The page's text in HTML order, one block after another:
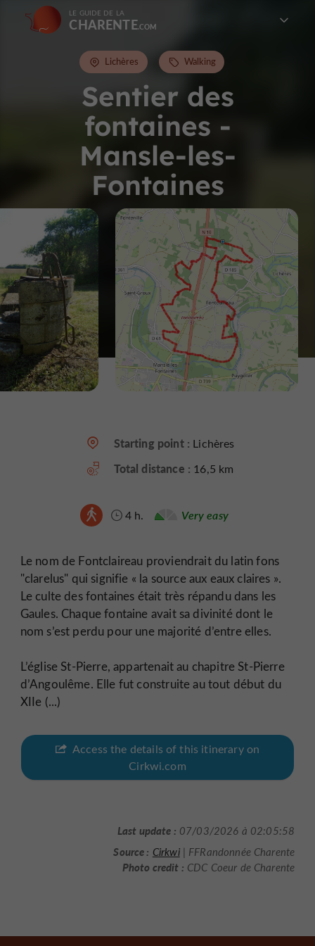
LE GUIDE DE LA
CHARENTE
Sentier des
fontaines -
Mansle-les-
Fontaines
Lichères Walking
Starting point : Lichères
Total distance : 16,5 km
4 h. Very easy
Le nom de Fontclaireau proviendrait du latin fons
"clarelus" qui signifie « la source aux eaux claires ».
Le culte des fontaines était très répandu dans les
Gaules. Chaque fontaine avait sa divinité dont le
nom s’est perdu pour une majorité d’entre elles.
L’église St-Pierre, appartenait au chapitre St-Pierre
d’Angoulême. Elle fut construite au tout début du
XIIe (...)
Access the details of this itinerary on
Cirkwi.com
Last update : 07/03/2026 à 02:05:58
Source : Cirkwi| FFRandonnée Charente
Photo credit : CDC Coeur de Charente